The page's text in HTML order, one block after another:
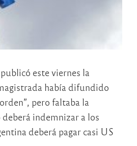
este viernes la
había difundido
pero faltaba la
indemnizar a los
deberá pagar casi US